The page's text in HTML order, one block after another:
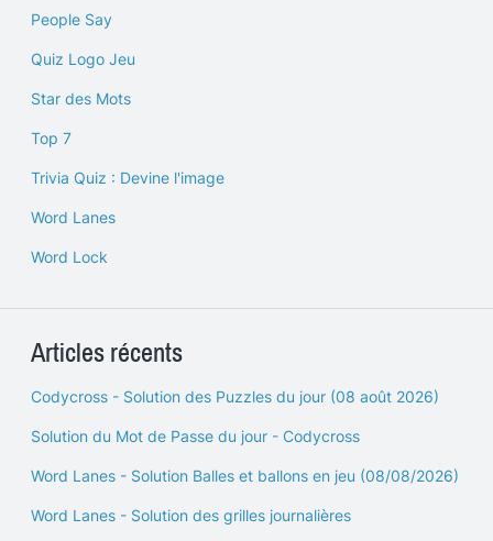
People Say
Quiz Logo Jeu
Star des Mots
Top 7
Trivia Quiz : Devine l'image
Word Lanes
Word Lock
Articles récents
Codycross - Solution des Puzzles du jour (08 août 2026)
Solution du Mot de Passe du jour - Codycross
Word Lanes - Solution Balles et ballons en jeu (08/08/2026)
Word Lanes - Solution des grilles journalières